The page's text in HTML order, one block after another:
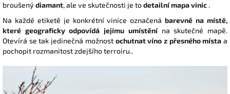
broušený diamant, ale ve skutečnosti je todetailní mapa vinic .
Na každé etiketě je konkrétní vinice označenábarevně na místě,
které geograficky odpovídá jejímu umístěnína skutečné mapě.
Otevírá se tak jedinečná možnost ochutnat víno z přesného místa a
pochopit rozmanitost zdejšího terroiru..